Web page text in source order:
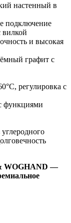
настенный в
подключение
вилкой
и высокая
графит с
регулировка с
функциями
углеродного
WOGHAND —